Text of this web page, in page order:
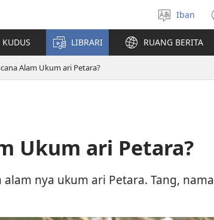
Pilih
bansa
jaku
Iban
KUDUS LIBRARI RUANG BERITA
Alam Ukum ari Petara?
Ukum ari Petara?
nya ukum ari Petara. Tang, nama